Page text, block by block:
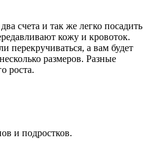
счета и так же легко посадить
кожу и кровоток.
перекручиваться, а вам будет
размеров. Разные
роста.
и подростков.